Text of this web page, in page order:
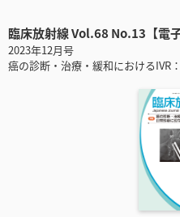
臨床放射線 Vol.68 No.13【電子
2023年12月号
癌の診断・治療・緩和におけるIVR